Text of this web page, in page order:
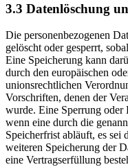
3.3 Datenlöschung
Die personenbezogenen
gelöscht oder gesperrt,
Eine Speicherung kann
durch den europäischen
unionsrechtlichen
Vorschriften, denen der
wurde. Eine Sperrung oder
wenn eine durch die
Speicherfrist abläuft, es sei
weiteren Speicherung der
eine Vertragserfüllung